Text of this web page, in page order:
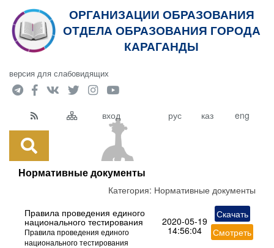
ОРГАНИЗАЦИИ ОБРАЗОВАНИЯ
ОТДЕЛА ОБРАЗОВАНИЯ ГОРОДА
КАРАГАНДЫ
версия для слабовидящих
вход рус каз eng
Нормативные документы
Категория: Нормативные документы
Правила проведения единого
национального тестирования
Правила проведения единого
национального тестирования
2020-05-19
14:56:04
Скачать
Смотреть